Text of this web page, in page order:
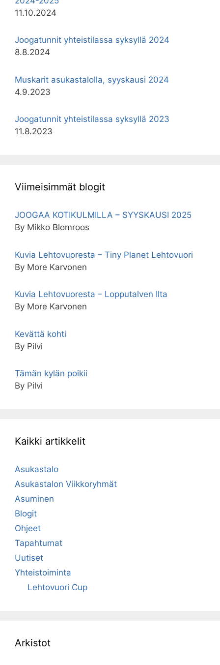
11.10.2024
Joogatunnit yhteistilassa syksyllä 2024
8.8.2024
Muskarit asukastalolla, syyskausi 2024
4.9.2023
Joogatunnit yhteistilassa syksyllä 2023
11.8.2023
Viimeisimmät blogit
JOOGAA KOTIKULMILLA – SYYSKAUSI 2025
By Mikko Blomroos
Kuvia Lehtovuoresta – Tiny Planet Lehtovuori
By More Karvonen
Kuvia Lehtovuoresta – Lopputalven Ilta
By More Karvonen
Kevättä kohti
By Pilvi
Tämän kylän poikii
By Pilvi
Kaikki artikkelit
Asukastalo
Asukastalon Viikkoryhmät
Asuminen
Blogit
Ohjeet
Tapahtumat
Uutiset
Yhteistoiminta
Lehtovuori Cup
Arkistot